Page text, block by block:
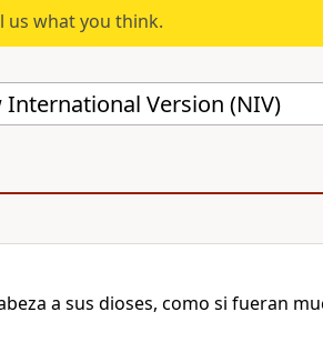
us what you think.
International Version (NIV)
a sus dioses, como si fueran